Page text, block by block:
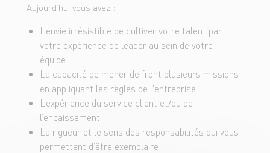
en évitant les embouteillages !
Veiller à l’encaissement fiable de chacun de nos
clients par nos hôtes de caisse, dans le respect
des procédures
S’assurer de la fiabilité des flux financiers : c’est
vous qui gérez !
Interagir en équipe avec nos clients sur les
produits et promotions du meilleur marché
Garantir que l’ensemble du magasin et ses
Aujourd’hui vous avez :
L’envie irrésistible de cultiver votre talent par
votre expérience de leader au sein de votre
équipe
La capacité de mener de front plusieurs missions
en appliquant les règles de l'entreprise
L’expérience du service client et/ou de
l’encaissement
La rigueur et le sens des responsabilités qui vous
permettent d’être exemplaire